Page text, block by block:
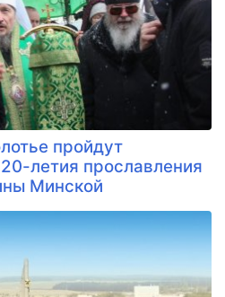
пройдут
летия прославления
Минской